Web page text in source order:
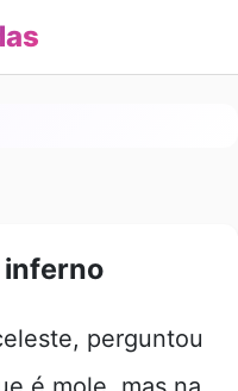
inferno
perguntou